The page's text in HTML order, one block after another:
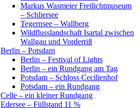
Markus Wasmeier Freilichtmuseum
– Schliersee
Tegernsee – Wallberg
Wildflusslandschaft Isartal zwischen
Wallgau und Vorderriß
Berlin – Potsdam
Berlin – Festival of Lights
Berlin – ein Rundgang am Tag
Potsdam – Schloss Cecilienhof
Potsdam – ein Rundgang
Celle – ein kleiner Rundgang
Edersee – Füllstand 11 %